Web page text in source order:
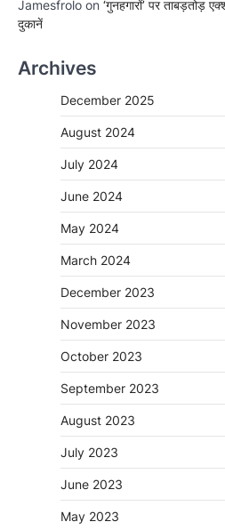
Jamesfrolo on ‘गुनहगारों’ पर ताबड़तोड़
दुकानें
Archives
December 2025
August 2024
July 2024
June 2024
May 2024
March 2024
December 2023
November 2023
October 2023
September 2023
August 2023
July 2023
June 2023
May 2023